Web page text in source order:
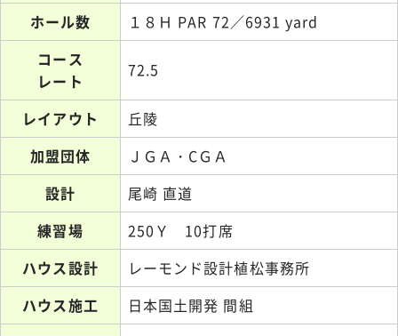
ホール数
１８Ｈ PAR 72／6931 yard
コース
レート
72.5
レイアウト
丘陵
加盟団体
ＪＧＡ・CＧＡ
設計
尾崎 直道
練習場
250Ｙ 10打席
ハウス設計
レーモンド設計植松事務所
ハウス施工
日本国土開発 間組